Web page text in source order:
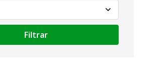
Filtrar